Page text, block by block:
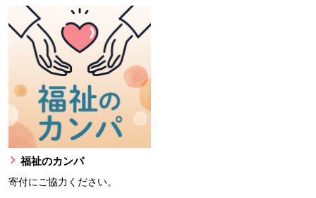
福祉のカンパ
寄付にご協力ください。